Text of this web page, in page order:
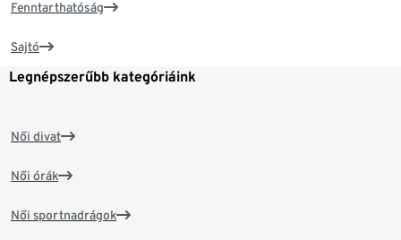
Fenntarthatóság
Sajtó
Legnépszerűbb kategóriáink
Női divat
Női órák
Női sportnadrágok